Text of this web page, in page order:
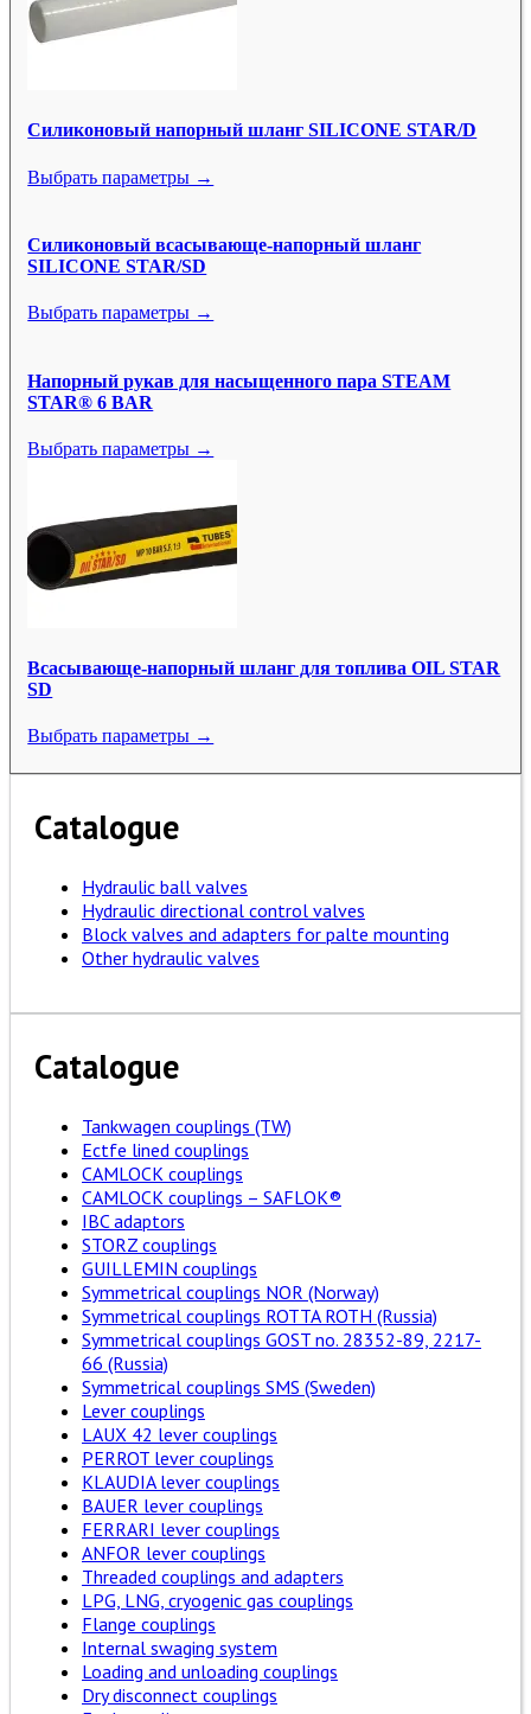
Силиконовый напорный шланг SILICONE STAR/D
Выбрать параметры →
Силиконовый всасывающе-напорный шланг
SILICONE STAR/SD
Выбрать параметры →
Напорный рукав для насыщенного пара STEAM
STAR® 6 BAR
Выбрать параметры →
Всасывающе-напорный шланг для топлива OIL STAR
SD
Выбрать параметры →
Catalogue
Hydraulic ball valves
Hydraulic directional control valves
Block valves and adapters for palte mounting
Other hydraulic valves
Catalogue
Tankwagen couplings (TW)
Ectfe lined couplings
CAMLOCK couplings
CAMLOCK couplings – SAFLOK®
IBC adaptors
STORZ couplings
GUILLEMIN couplings
Symmetrical couplings NOR (Norway)
Symmetrical couplings ROTTA ROTH (Russia)
Symmetrical couplings GOST no. 28352-89, 2217-
66 (Russia)
Symmetrical couplings SMS (Sweden)
Lever couplings
LAUX 42 lever couplings
PERROT lever couplings
KLAUDIA lever couplings
BAUER lever couplings
FERRARI lever couplings
ANFOR lever couplings
Threaded couplings and adapters
LPG, LNG, cryogenic gas couplings
Flange couplings
Internal swaging system
Loading and unloading couplings
Dry disconnect couplings